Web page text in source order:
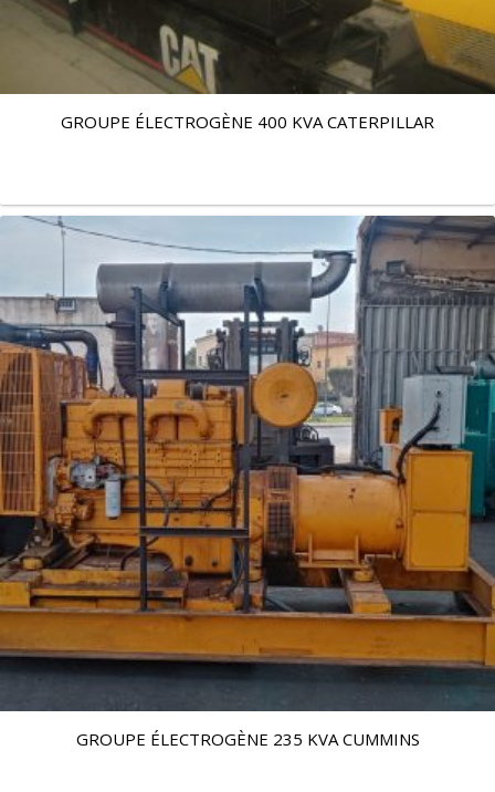
GROUPE ÉLECTROGÈNE 400 KVA CATERPILLAR
GROUPE ÉLECTROGÈNE 235 KVA CUMMINS